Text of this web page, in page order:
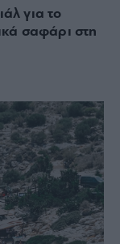
για το
σαφάρι στη